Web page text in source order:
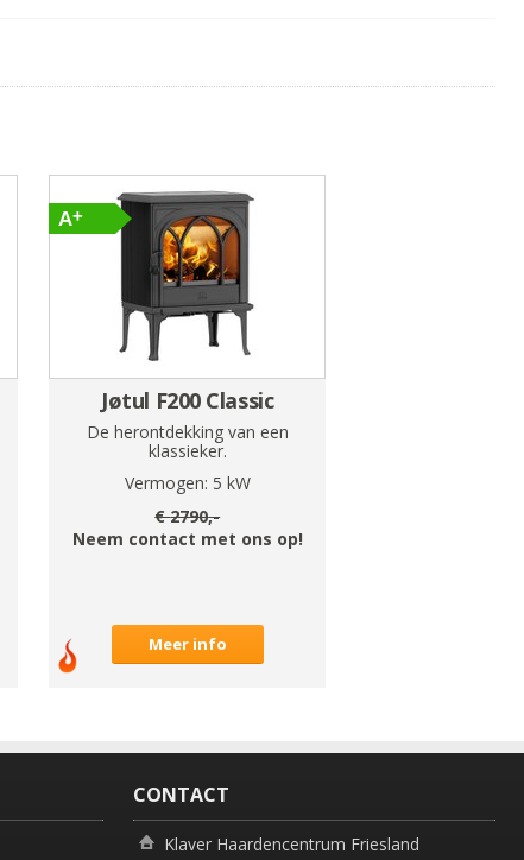
Jøtul F200 Classic
De herontdekking van een
klassieker.
Vermogen: 5 kW
€2790,-
Neem contact met ons op!
Meer info
CONTACT
Klaver Haardencentrum Friesland